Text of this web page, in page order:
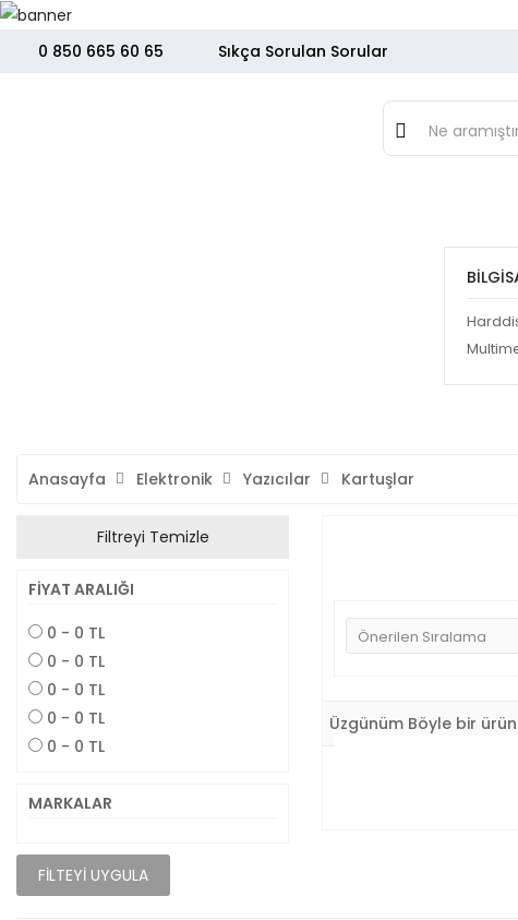
0 850 665 60 65 Sıkça Sorulan Sorular
Anasayfa Elektronik Yazıcılar Kartuşlar
Filtreyi Temizle
FIYAT ARALIĞI
0 - 0 TL
0 - 0 TL
0 - 0 TL
0 - 0 TL
0 - 0 TL
MARKALAR
FILTEYI UYGULA
Üzgünüm Böyle bir